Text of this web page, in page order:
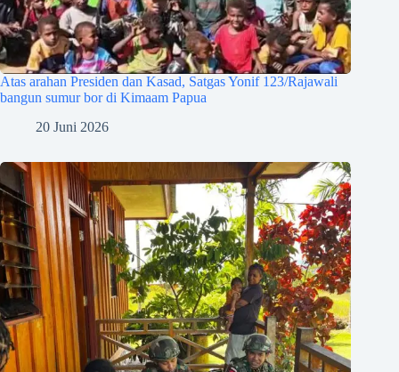
Atas arahan Presiden dan Kasad, Satgas Yonif 123/Rajawali
bangun sumur bor di Kimaam Papua
20 Juni 2026